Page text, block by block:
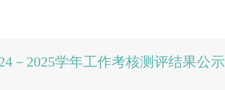
－2025学年工作考核测评结果公示